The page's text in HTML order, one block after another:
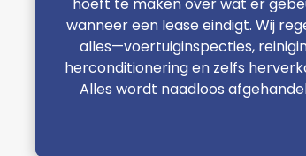
wanneer een lease eindigt. Wij
alles—voertuiginspecties,
herconditionering en zelfs
Alles wordt naadloos